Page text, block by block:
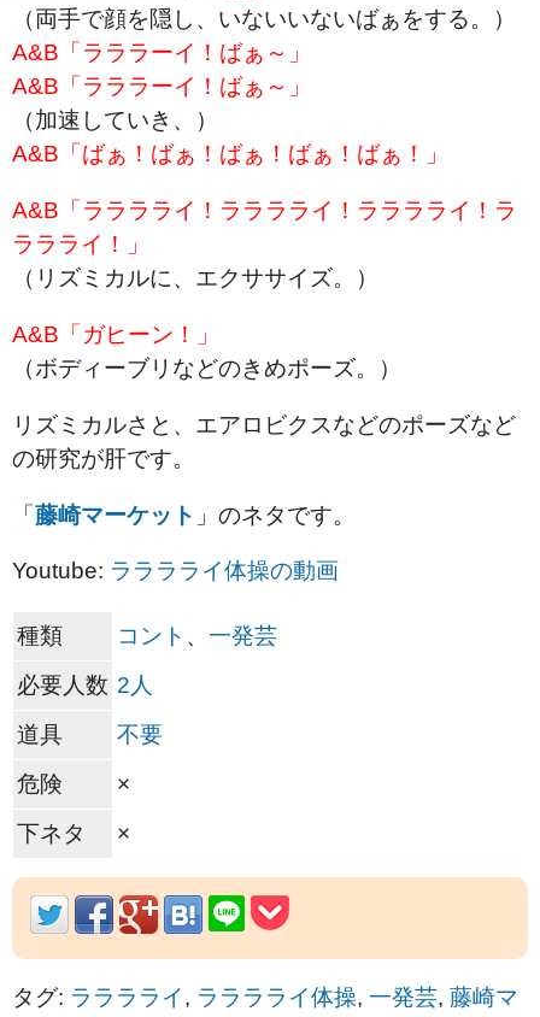
（両手で顔を隠し、いないいないばぁをする。）
A&B「ラララーイ！ばぁ～」
A&B「ラララーイ！ばぁ～」
（加速していき、）
A&B「ばぁ！ばぁ！ばぁ！ばぁ！ばぁ！」
A&B「ラララライ！ラララライ！ラララライ！ラ
ララライ！」
（リズミカルに、エクササイズ。）
A&B「ガヒーン！」
（ボディーブリなどのきめポーズ。）
リズミカルさと、エアロビクスなどのポーズなど
の研究が肝です。
「藤崎マーケット 」のネタです。
Youtube: ラララライ体操の動画
種類 コント 、 一発芸
必要人数 2人
道具
不要
危険
×
下ネタ
×
タグ: ラララライ, ラララライ体操, 一発芸, 藤崎マ